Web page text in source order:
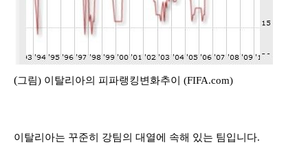
(그림) 이탈리아의 피파랭킹변화추이 (FIFA.com)
이탈리아는 꾸준히 강팀의 대열에 속해 있는 팀입니다.